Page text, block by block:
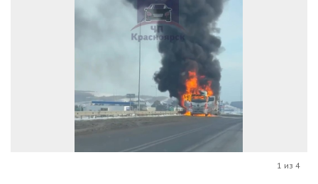
1 из 4